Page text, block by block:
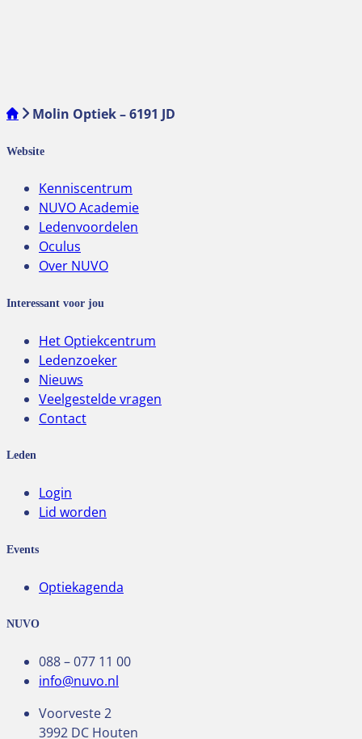
Molin Optiek – 6191 JD
Website
Kenniscentrum
NUVO Academie
Ledenvoordelen
Oculus
Over NUVO
Interessant voor jou
Het Optiekcentrum
Ledenzoeker
Nieuws
Veelgestelde vragen
Contact
Leden
Login
Lid worden
Events
Optiekagenda
NUVO
088 – 077 11 00
info@nuvo.nl
Voorveste 2
3992 DC Houten